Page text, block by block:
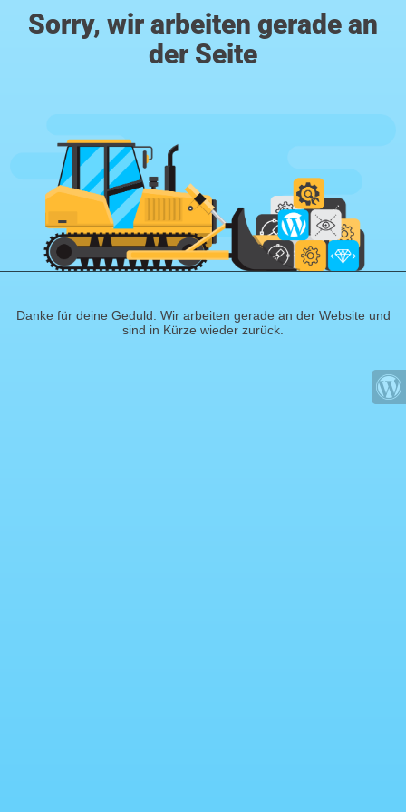
Sorry, wir arbeiten gerade an
der Seite
Danke für deine Geduld. Wir arbeiten gerade an der Website und
sind in Kürze wieder zurück.